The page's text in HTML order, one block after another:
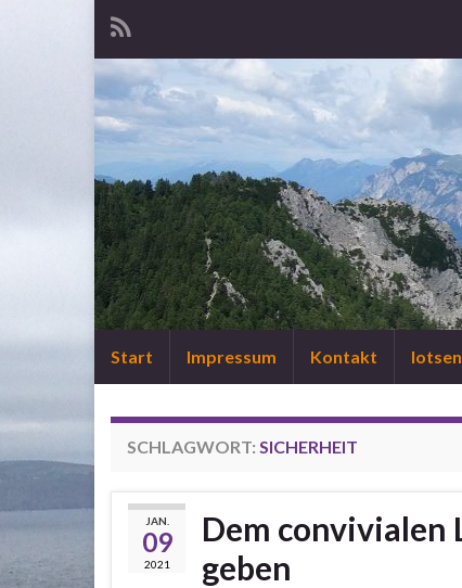
Start Impressum Kontakt lotsen
SCHLAGWORT: SICHERHEIT
JAN.
09
2021
Dem convivialen
geben